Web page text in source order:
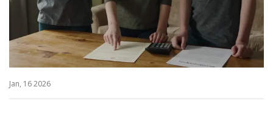
Jan, 16 2026